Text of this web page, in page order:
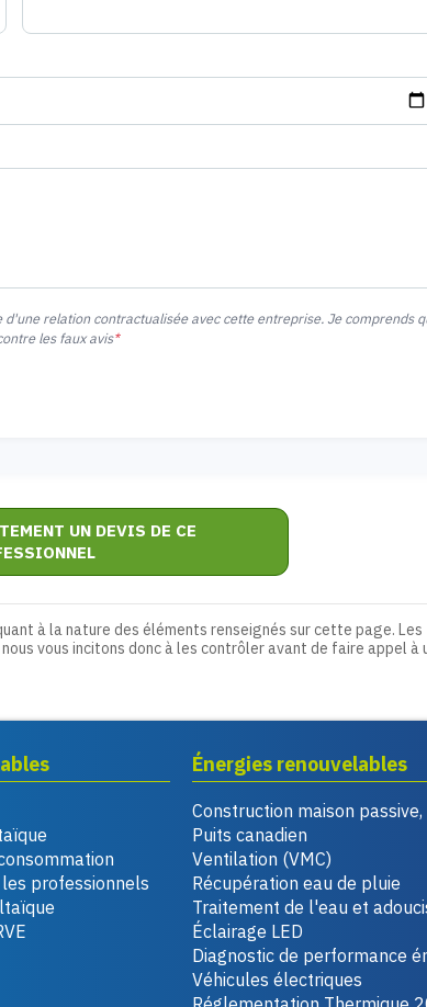
relation contractualisée avec cette entreprise. Je comprends
les faux avis*
UN DEVIS DE CE
à la nature des éléments renseignés sur cette page. Les
vous incitons donc à les contrôler avant de faire appel à
professionnels
Énergies renouvelables
Construction maison passive,
Puits canadien
Ventilation (VMC)
Récupération eau de pluie
Traitement de l'eau et
Éclairage LED
Diagnostic de performance
Véhicules électriques